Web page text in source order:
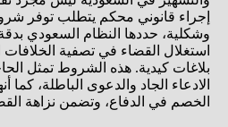
إجراء قانوني محكم يتطلب توفر
وشكلية، حددها النظام السعودي
استغلال القضاء في تصفية
بلاغات كيدية. هذه الشروط تمثل
الادعاء الجاد والدعوى الباطلة، كما
الخصم في الدفاع، وتضمن نزاهة